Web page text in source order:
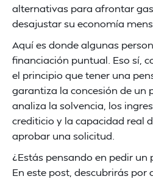
alternativas para afrontar
desajustar su economía
Aquí es donde algunas
financiación puntual. Eso sí,
el principio que tener una
garantiza la concesión de un
analiza la solvencia, los
crediticio y la capacidad real
aprobar una solicitud.
¿Estás pensando en pedir
En este post, descubrirás por